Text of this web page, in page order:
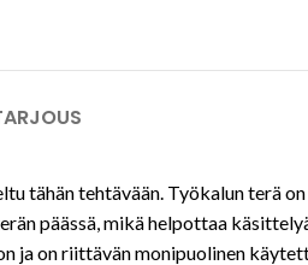
tähän tehtävään. Työkalun terä
päässä, mikä helpottaa
ja on riittävän monipuolinen